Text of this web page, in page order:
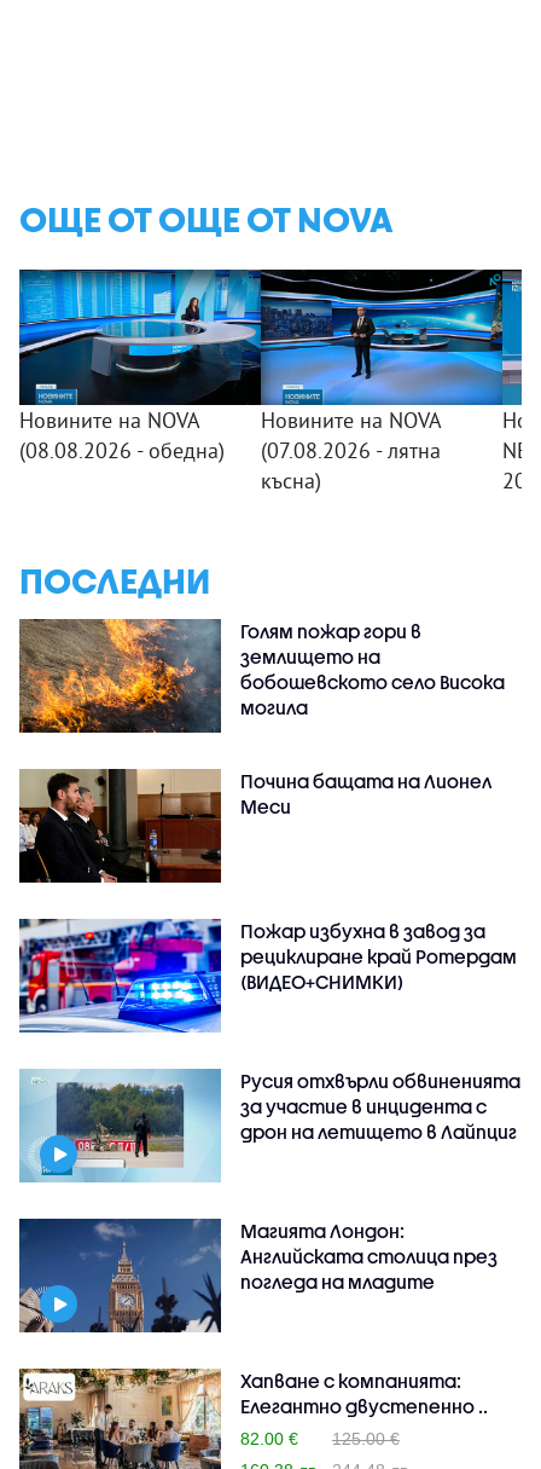
ОЩЕ ОТ ОЩЕ ОТ NOVA
Новините на NOVA
(08.08.2026 - обедна)
Новините на NOVA
(07.08.2026 - лятна
късна)
ПОСЛЕДНИ
Голям пожар гори в
землището на
бобошевското село Висока
могила
Почина бащата на Лионел
Меси
Пожар избухна в завод за
рециклиране край Ротердам
(ВИДЕО+СНИМКИ)
Русия отхвърли обвиненията
за участие в инцидента с
дрон на летището в Лайпциг
Магията Лондон:
Английската столица през
погледа на младите
Хапване с компанията:
Елегантно двустепенно ..
82.00 €
125.00 €